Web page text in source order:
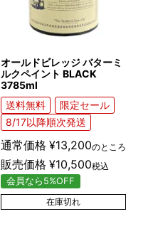
オールドビレッジ バターミ
ルクペイント BLACK
3785ml
送料無料
限定セール
8/17以降順次発送
通常価格 ¥13,200のところ
販売価格 ¥10,500税込
会員なら5%OFF
在庫切れ